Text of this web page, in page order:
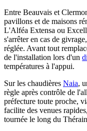
Entre Beauvais et
pavillons et de maisons
L'Alféa Extensa ou
s'arrêter en cas de
réglée. Avant tout
de l'installation lors d'un
températures à l'appui.
Sur les chaudières Naia,
règle après contrôle de
préfecture toute proche,
facilite des venues
tournée le long du